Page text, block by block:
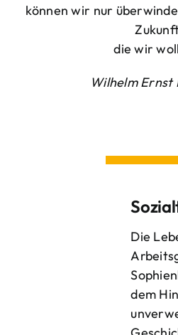
können wir nur
die wir
Wilhelm
Die
dem